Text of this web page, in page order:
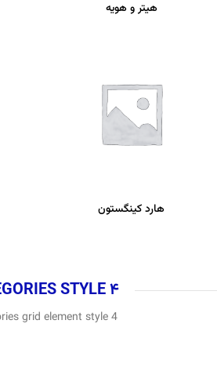
هیتر و هویه
هارد کینگستون
STYLE 4
grid element style 4